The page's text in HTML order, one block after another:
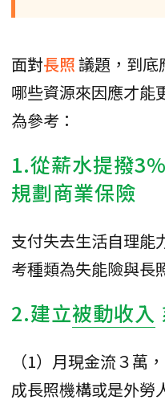
面對長照議題，到底
哪些資源來因應才能
為參考：
1.從薪水提撥
規劃商業保險
支付失去生活自理能
考種類為失能險與長
2.建立被動收入
（1）月現金流３萬
成長照機構或是外勞